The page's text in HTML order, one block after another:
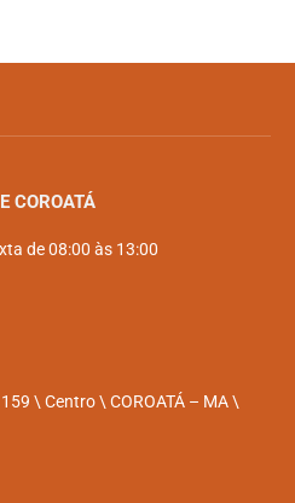
COROATÁ
de 08:00 às 13:00
\ Centro \ COROATÁ – MA \